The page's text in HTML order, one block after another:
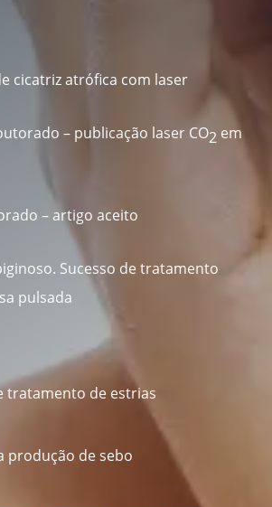
cicatriz atrófica com laser
– publicação laser CO2 em
– artigo aceito
Sucesso de tratamento
pulsada
tratamento de estrias
produção de sebo